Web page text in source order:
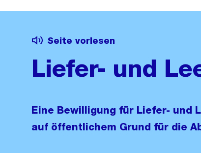
Seite vorlesen
Liefer- und
Eine Bewilligung für Liefer- und
auf öffentlichem Grund für die